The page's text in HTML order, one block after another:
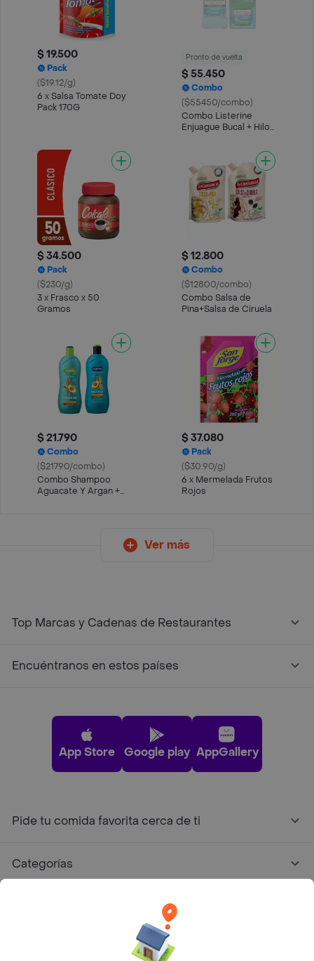
$ 19.500
Pack
($19.12/g)
6 x Salsa Tomate Doy
Pack 170G
Pronto de vuelta
$ 55.450
Combo
($55450/combo)
Combo Listerine
Enjuague Bucal + Hilo
$ 34.500
Pack
($230/g)
3 x Frasco x 50
Gramos
$ 12.800
Combo
($12800/combo)
Combo Salsa de
Pina+Salsa de Ciruela
$ 21.790
Combo
($21790/combo)
Combo Shampoo
Aguacate Y Argan +
$ 37.080
Pack
($30.90/g)
6 x Mermelada Frutos
Rojos
Ver más
Top Marcas y Cadenas de Restaurantes
Encuéntranos en estos países
App Store Google play AppGallery
Pide tu comida favorita cerca de ti
Categorías